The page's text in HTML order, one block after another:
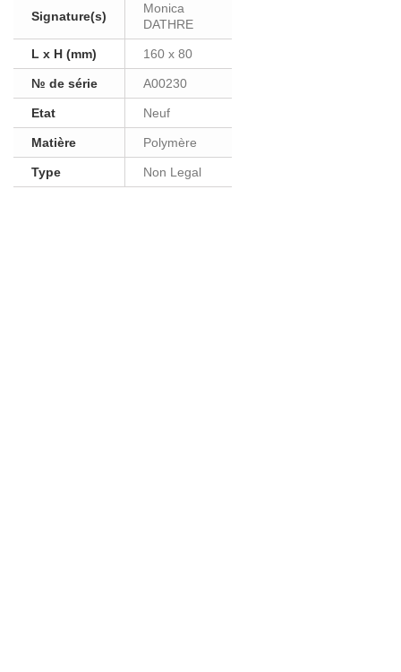
Signature(s)
Monica
DATHRE
L x H (mm) 160 x 80
№ de série A00230
Etat Neuf
Matière Polymère
Type Non Legal